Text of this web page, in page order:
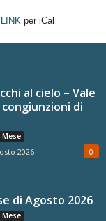
LINK per iCal
al cielo – Vale
congiunzioni di
2026 0
di Agosto 2026